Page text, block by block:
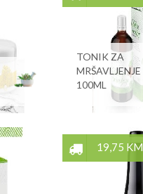
TONIK ZA
MRŠAVLJENJE
100ML
19,75 KM